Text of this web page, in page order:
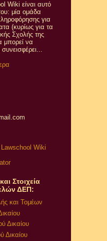
Wiki είναι αυτό
μία ομάδα
για
(κυρίως για τα
Σχολής της
μπορεί να
Wiki
Στοιχεία
ΔΕΠ:
και Τομέων
Δικαίου
Δικαίου